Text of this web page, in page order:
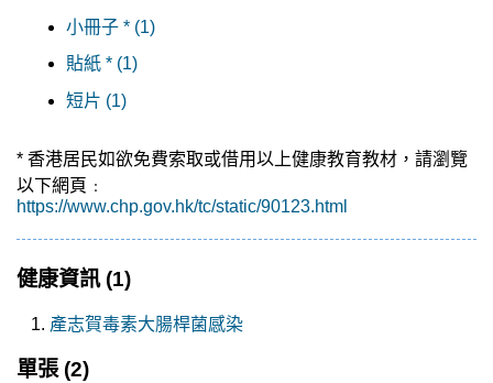
小冊子 * (1)
貼紙 * (1)
短片 (1)
* 香港居民如欲免費索取或借用以上健康教育教材，請瀏覽
以下網頁﹕
https://www.chp.gov.hk/tc/static/90123.html
健康資訊 (1)
產志賀毒素大腸桿菌感染
單張 (2)